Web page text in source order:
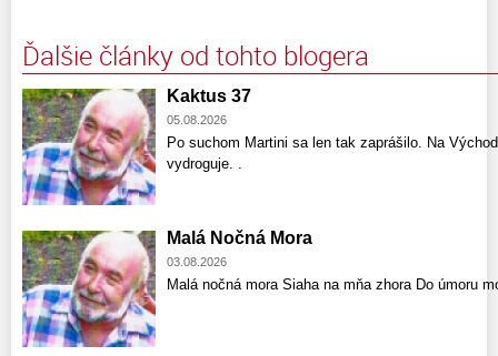
Ďalšie články od tohto blogera
Kaktus 37
05.08.2026
Po suchom Martini sa len tak zaprášilo. Na
vydroguje. .
Malá Nočná Mora
03.08.2026
Malá nočná mora Siaha na mňa zhora Do úmoru